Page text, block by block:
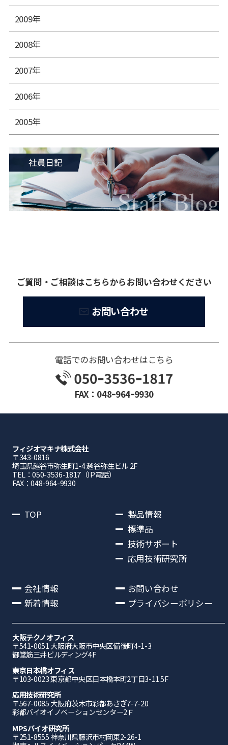
2009年
2008年
2007年
2006年
2005年
ご質問・ご相談はこちらからお問い合わせください
お問い合わせ
電話でのお問い合わせはこちら
FAX：048ｰ964ｰ9930
フィジオマキナ株式会社
〒343-0816
埼⽟県越⾕市弥⽣町1-4 越⾕弥⽣ビル 2F
TEL：050-3536-1817（IP電話）
FAX：048-964-9930
TOP
製品情報
標準品
技術サポート
応用技術研究所
会社情報
新着情報
お問い合わせ
プライバシーポリシー
大阪テクノオフィス
〒541-0051 ⼤阪府⼤阪市中央区備後町4-1-3
御堂筋三井ビルディング4F
東京日本橋オフィス
〒103-0023 東京都中央区日本橋本町2丁目3-11 5F
応⽤技術研究所
〒567-0085 ⼤阪府茨⽊市彩都あさぎ7-7-20
彩都バイオイノベーションセンター2Ｆ
MPSバイオ研究所
〒251-8555 神奈川県藤沢市村岡東2-26-1